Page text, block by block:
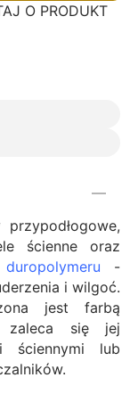
O PRODUKT
ścienne oraz
duropolymeru -
i wilgoć.
jest farbą
zaleca się jej
ściennymi lub